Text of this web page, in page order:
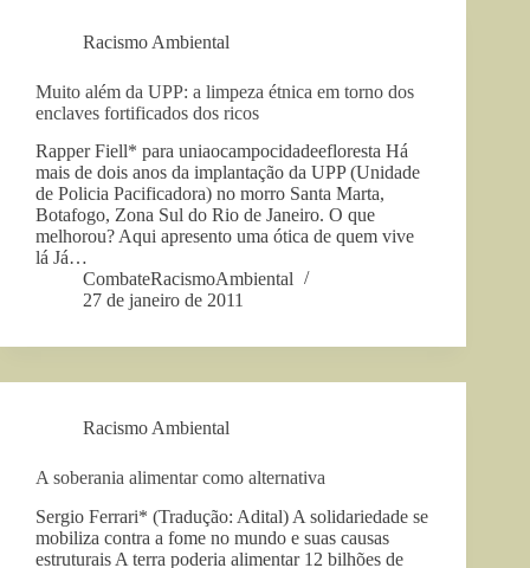
Racismo Ambiental
Muito além da UPP: a limpeza étnica em torno dos
enclaves fortificados dos ricos
Rapper Fiell* para uniaocampocidadeefloresta Há
mais de dois anos da implantação da UPP (Unidade
de Policia Pacificadora) no morro Santa Marta,
Botafogo, Zona Sul do Rio de Janeiro. O que
melhorou? Aqui apresento uma ótica de quem vive
lá Já…
CombateRacismoAmbiental
27 de janeiro de 2011
Racismo Ambiental
A soberania alimentar como alternativa
Sergio Ferrari* (Tradução: Adital) A solidariedade se
mobiliza contra a fome no mundo e suas causas
estruturais A terra poderia alimentar 12 bilhões de